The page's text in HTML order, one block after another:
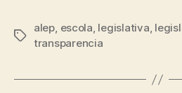
Tags
alep, escola, legislativa,
transparencia